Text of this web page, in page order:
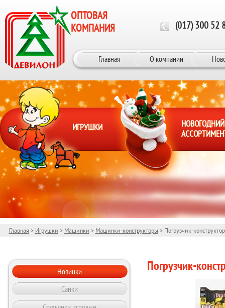
Перейти к основному содержанию
ОПТОВАЯ
КОМПАНИЯ
(017) 300 52
Главная О компании
ИГРУШКИ
НОВОГОДНИЙ
Главная > Игрушки > Машинки > Машинки-конструкторы > Погрузчик-конструктор
Новинки
Санки
Погрузчик-